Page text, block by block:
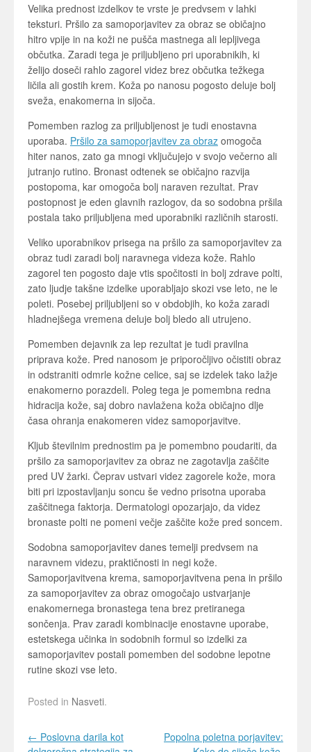
Velika prednost izdelkov te vrste je predvsem v lahki
teksturi. Pršilo za samoporjavitev za obraz se običajno
hitro vpije in na koži ne pušča mastnega ali lepljivega
občutka. Zaradi tega je priljubljeno pri uporabnikih, ki
želijo doseči rahlo zagorel videz brez občutka težkega
ličila ali gostih krem. Koža po nanosu pogosto deluje bolj
sveža, enakomerna in sijoča.
Pomemben razlog za priljubljenost je tudi enostavna
uporaba. Pršilo za samoporjavitev za obraz omogoča
hiter nanos, zato ga mnogi vključujejo v svojo večerno ali
jutranjo rutino. Bronast odtenek se običajno razvija
postopoma, kar omogoča bolj naraven rezultat. Prav
postopnost je eden glavnih razlogov, da so sodobna pršila
postala tako priljubljena med uporabniki različnih starosti.
Veliko uporabnikov prisega na pršilo za samoporjavitev za
obraz tudi zaradi bolj naravnega videza kože. Rahlo
zagorel ten pogosto daje vtis spočitosti in bolj zdrave polti,
zato ljudje takšne izdelke uporabljajo skozi vse leto, ne le
poleti. Posebej priljubljeni so v obdobjih, ko koža zaradi
hladnejšega vremena deluje bolj bledo ali utrujeno.
Pomemben dejavnik za lep rezultat je tudi pravilna
priprava kože. Pred nanosom je priporočljivo očistiti obraz
in odstraniti odmrle kožne celice, saj se izdelek tako lažje
enakomerno porazdeli. Poleg tega je pomembna redna
hidracija kože, saj dobro navlažena koža običajno dlje
časa ohranja enakomeren videz samoporjavitve.
Kljub številnim prednostim pa je pomembno poudariti, da
pršilo za samoporjavitev za obraz ne zagotavlja zaščite
pred UV žarki. Čeprav ustvari videz zagorele kože, mora
biti pri izpostavljanju soncu še vedno prisotna uporaba
zaščitnega faktorja. Dermatologi opozarjajo, da videz
bronaste polti ne pomeni večje zaščite kože pred soncem.
Sodobna samoporjavitev danes temelji predvsem na
naravnem videzu, praktičnosti in negi kože.
Samoporjavitvena krema, samoporjavitvena pena in pršilo
za samoporjavitev za obraz omogočajo ustvarjanje
enakomernega bronastega tena brez pretiranega
sončenja. Prav zaradi kombinacije enostavne uporabe,
estetskega učinka in sodobnih formul so izdelki za
samoporjavitev postali pomemben del sodobne lepotne
rutine skozi vse leto.
Posted in Nasveti.
Post navigation
← Poslovna darila kot
Popolna poletna porjavitev: